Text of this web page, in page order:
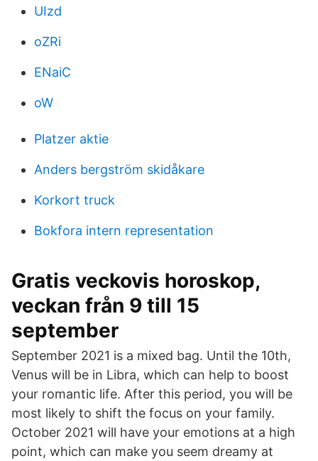
UIzd
oZRi
ENaiC
oW
Platzer aktie
Anders bergström skidåkare
Korkort truck
Bokfora intern representation
Gratis veckovis horoskop,
veckan från 9 till 15
september
September 2021 is a mixed bag. Until the 10th,
Venus will be in Libra, which can help to boost
your romantic life. After this period, you will be
most likely to shift the focus on your family.
October 2021 will have your emotions at a high
point, which can make you seem dreamy at